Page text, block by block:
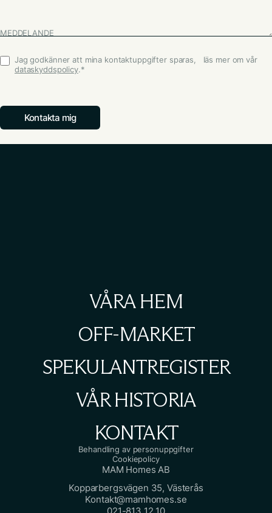
MEDDELANDE
Godkännande*
Jag godkänner att mina kontaktuppgifter sparas, läs mer om vår
dataskyddspolicy.*
Kontakta mig
VÅRA HEM
OFF-MARKET
SPEKULANTREGISTER
VÅR HISTORIA
KONTAKT
Behandling av personuppgifter
Cookiepolicy
MAM Homes AB
Kopparbergsvägen 35, Västerås
Kontakt@mamhomes.se